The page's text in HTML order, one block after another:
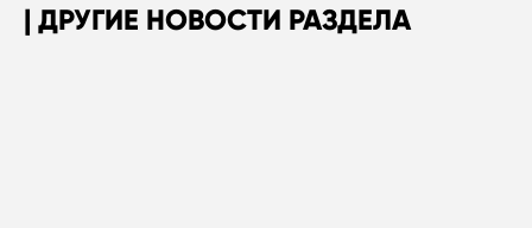
ДРУГИЕ НОВОСТИ РАЗДЕЛА